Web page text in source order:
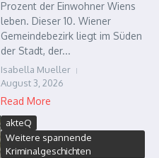
Prozent der Einwohner Wiens
leben. Dieser 10. Wiener
Gemeindebezirk liegt im Süden
der Stadt, der...
Isabella Mueller
August 3, 2026
Read More
akteQ
Weitere spannende
Kriminalgeschichten